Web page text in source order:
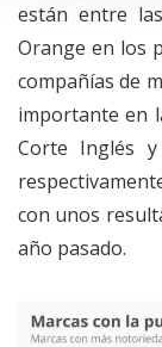
están entre
Orange en los
compañías de
importante en
Corte Inglés
con unos
año pasado.